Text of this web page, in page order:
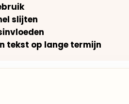
slijten
tekst op lange termijn